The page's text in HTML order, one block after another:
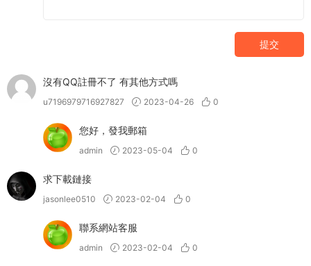
提交
沒有QQ註冊不了 有其他方式嗎
u7196979716927827 2023-04-26 0
您好，發我郵箱
admin 2023-05-04 0
求下載鏈接
jasonlee0510 2023-02-04 0
聯系網站客服
admin 2023-02-04 0